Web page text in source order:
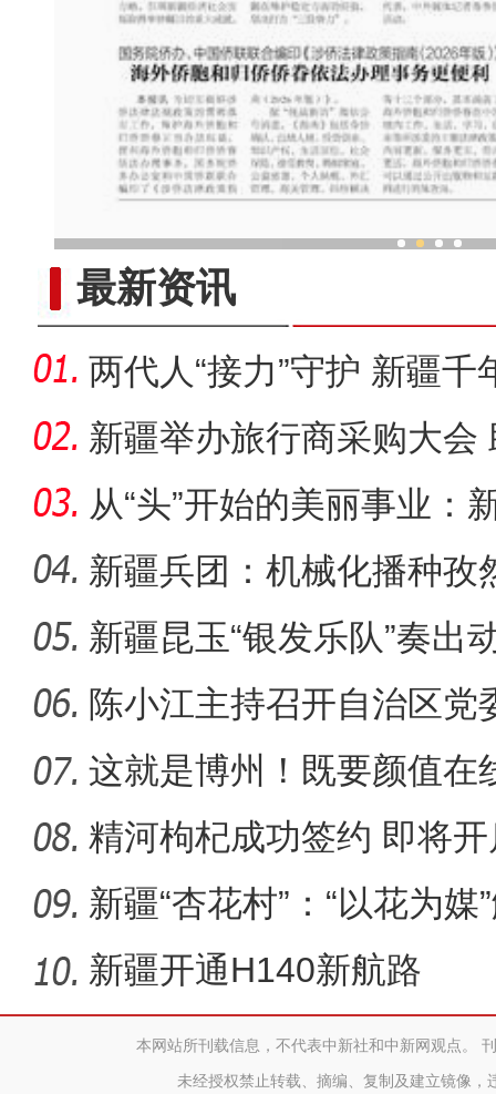
最新资讯
两代人“接力”守护 新疆
新疆举办旅行商采购大会
量”向“留
从“头”开始的美丽事业：
女
新疆兵团：机械化播种孜
新疆昆玉“银发乐队”奏出
陈小江主持召开自治区党
这就是博州！既要颜值在
精河枸杞成功签约 即将
新疆“杏花村”：“以花为媒
新疆开通H140新航路
本网站所刊载信息，不代表中新社和中新网观点。
未经授权禁止转载、摘编、复制及建立镜像，